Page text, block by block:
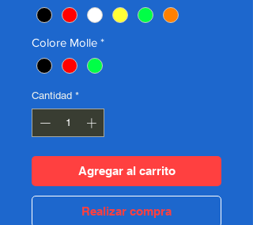
Colore Molle *
Cantidad *
Agregar al carrito
Realizar compra